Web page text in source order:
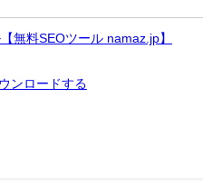
無料SEOツール namaz.jp】
ンロードする